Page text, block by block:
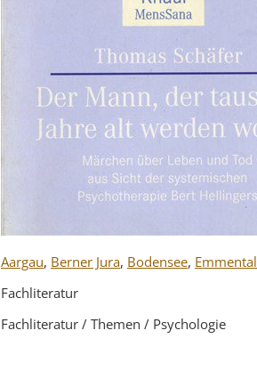
Aargau, Berner Jura, Bodensee, Emmental
Fachliteratur
Fachliteratur / Themen / Psychologie